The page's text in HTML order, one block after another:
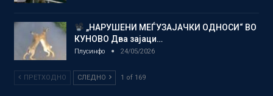
„НАРУШЕНИ МЕЃУЗАЈАЧКИ ОДНОСИ“ ВО
КУНОВО Два зајаци…
Плусинфо 24/05/2026
ПРЕТХОДНО СЛЕДНО 1 of 169